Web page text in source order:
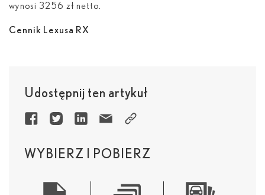
wynosi 3256 zł netto.
Cennik Lexusa RX
WYBIERZ I POBIERZ
Udostępnij ten artykuł